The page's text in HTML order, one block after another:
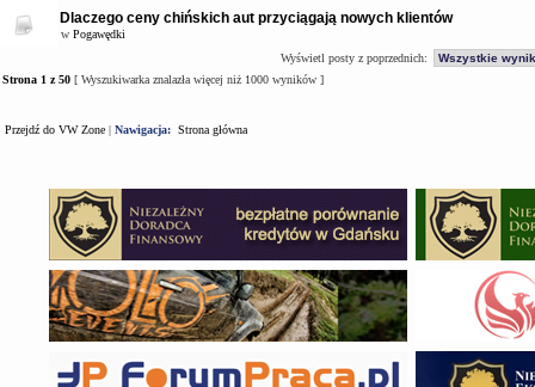
Dlaczego ceny chińskich aut przyciągają nowych klientów
w Pogawędki
Wyświetl posty z poprzednich:
Strona 1 z50 [ Wyszukiwarka znalazła więcej niż 1000 wyników ]
Przejdź do VW Zone | Nawigacja: Strona główna